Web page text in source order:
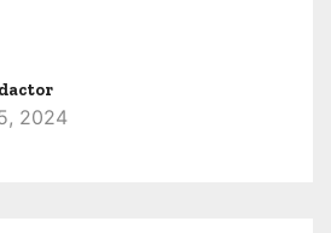
2024